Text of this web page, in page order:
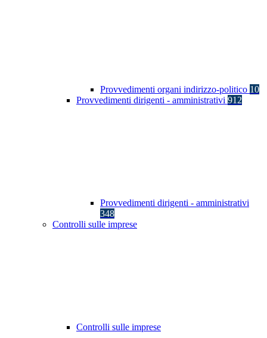
Provvedimenti organi indirizzo-politico 10
Provvedimenti dirigenti - amministrativi 912
Provvedimenti dirigenti - amministrativi
348
Controlli sulle imprese
Controlli sulle imprese